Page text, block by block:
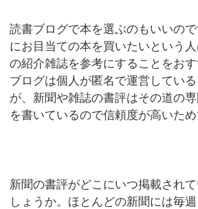
読書ブログで本を選ぶのもいいの
にお目当ての本を買いたいという
の紹介雑誌を参考にすることをお
ブログは個人が匿名で運営してい
が、新聞や雑誌の書評はその道の
を書いているので信頼度が高いため
新聞の書評がどこにいつ掲載され
しょうか。ほとんどの新聞には毎